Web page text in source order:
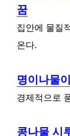
꿈
집안에 물질
온다.
명이나물
경제적으로
콩나물 시